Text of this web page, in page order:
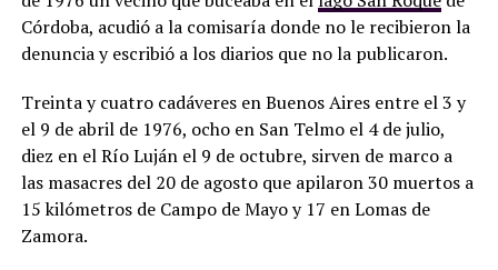
Córdoba, acudió a la comisaría donde no le recibieron la
denuncia y escribió a los diarios que no la publicaron.
Treinta y cuatro cadáveres en Buenos Aires entre el 3 y
el 9 de abril de 1976, ocho en San Telmo el 4 de julio,
diez en el Río Luján el 9 de octubre, sirven de marco a
las masacres del 20 de agosto que apilaron 30 muertos a
15 kilómetros de Campo de Mayo y 17 en Lomas de
Zamora.